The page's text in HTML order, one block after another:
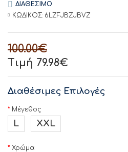
Τιμή 79.98€
100.00€
ΔΙΑΘΕΣΙΜΟ
ΚΩΔΙΚΟΣ: 6LZFJBZJBVZ
Διαθέσιμες Επιλογές
Μέγεθος
L XXL
Χρώμα